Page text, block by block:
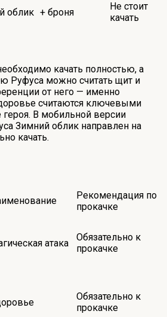
облик + броня
Не стоит
качать
качать полностью, а
Руфуса можно считать щит и
от него — именно
считаются ключевыми
В мобильной версии
Зимний облик направлен на
качать.
Рекомендация по
прокачке
атака
Обязательно к
прокачке
Обязательно к
прокачке